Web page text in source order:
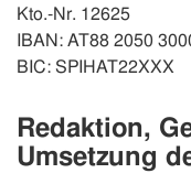
Kto.-Nr. 12625
IBAN: AT88 2050
BIC: SPIHAT22XXX
Redaktion,
Umsetzung